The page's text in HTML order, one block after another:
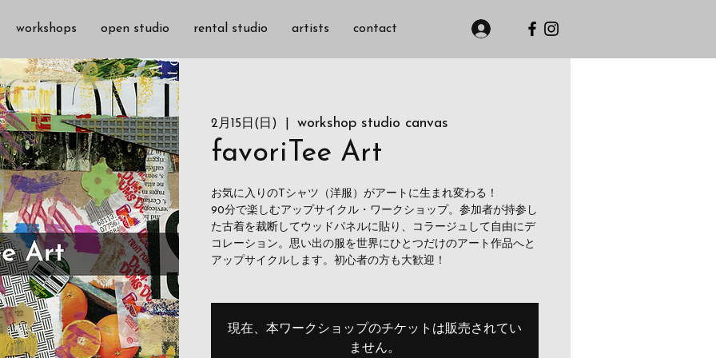
workshops open studio rental studio artists contact
2月15日(日) workshop studio canvas
favoriTee Art
お気に入りのTシャツ（洋服）がアートに生まれ変わる！
90分で楽しむアップサイクル・ワークショップ。参加者が持参し
た古着を裁断してウッドパネルに貼り、コラージュして自由にデ
コレーション。思い出の服を世界にひとつだけのアート作品へと
アップサイクルします。初心者の方も大歓迎！
現在、本ワークショップのチケットは販売されてい
ません。